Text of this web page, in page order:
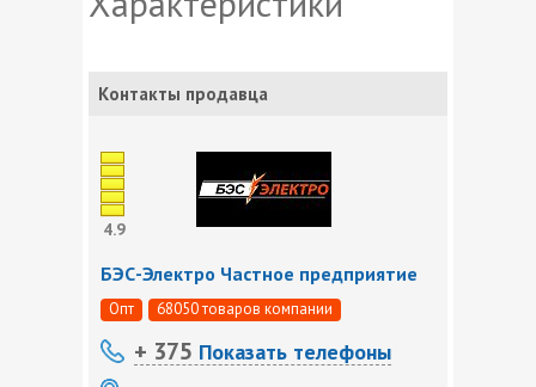
Контакты продавца
4.9
БЭС-Электро Частное предприятие
Опт 68050 товаров компании
+ 375 Показать телефоны